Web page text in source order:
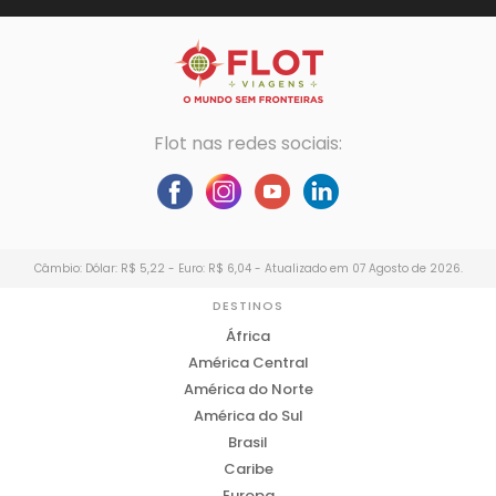
Flot nas redes sociais:
Câmbio: Dólar: R$ 5,22 - Euro: R$ 6,04 - Atualizado em 07 Agosto de 2026.
DESTINOS
África
América Central
América do Norte
América do Sul
Brasil
Caribe